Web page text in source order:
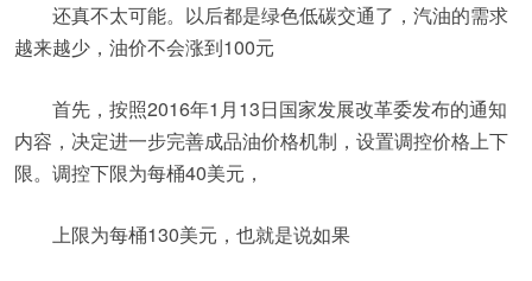
还真不太可能。以后都是绿色低碳交通了，汽油的需求
越来越少，油价不会涨到100元
首先，按照2016年1月13日国家发展改革委发布的通知
内容，决定进一步完善成品油价格机制，设置调控价格上下
限。调控下限为每桶40美元，
上限为每桶130美元，也就是说如果